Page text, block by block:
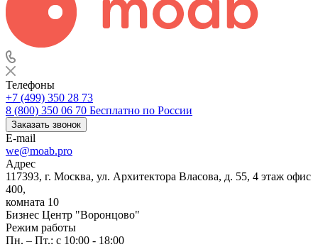
Телефоны
+7 (499) 350 28 73
8 (800) 350 06 70 Бесплатно по России
Заказать звонок
E-mail
we@moab.pro
Адрес
117393, г. Москва, ул. Архитектора Власова, д. 55, 4 этаж офис
400,
комната 10
Бизнес Центр "Воронцово"
Режим работы
Пн. – Пт.: с 10:00 - 18:00